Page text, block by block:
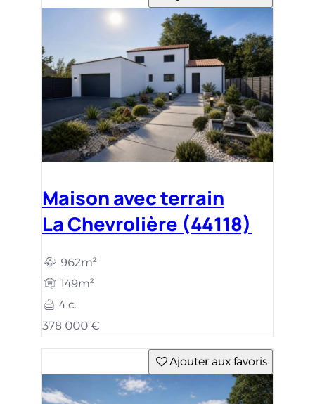
Maison avec terrain
La Chevrolière (44118)
962m²
149m²
4 c.
378 000 €
Ajouter aux favoris